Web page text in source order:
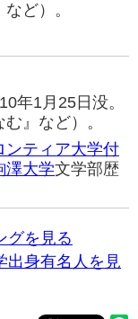
ど）。
年1月25日没。
』など）。
ンティア大学付
澤大学文学部歴
グを見る
出身有名人を見